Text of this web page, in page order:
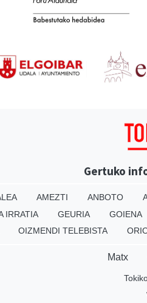
Gertuko
AMEZTI ANBOTO
IRRATIA GEURIA GOIENA
OIZMENDI TELEBISTA
Matx